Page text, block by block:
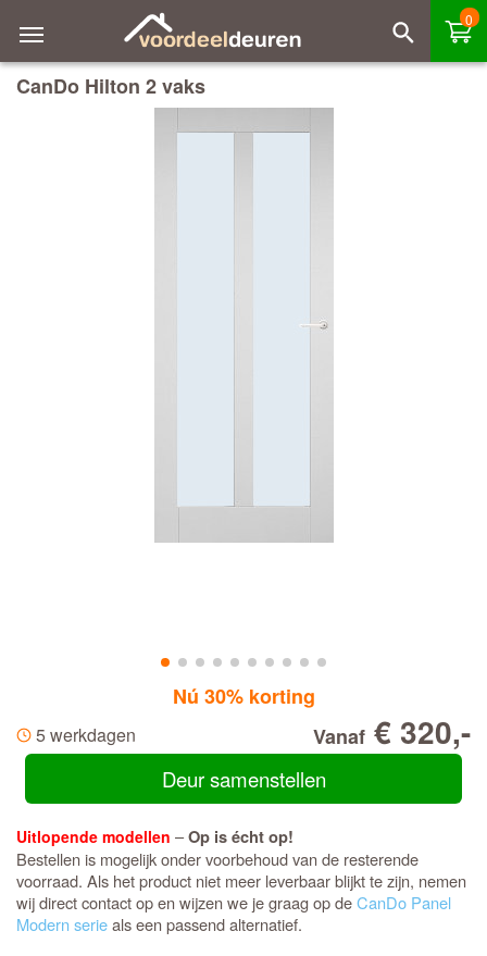
0
CanDo Hilton 2 vaks
Nú 30% korting
5 werkdagen Vanaf € 320,-
Deur samenstellen
Uitlopende modellen –Op is écht op!
Bestellen is mogelijk onder voorbehoud van de resterende
voorraad. Als het product niet meer leverbaar blijkt te zijn, nemen
wij direct contact op en wijzen we je graag op deCanDo Panel
Modern serieals een passend alternatief.